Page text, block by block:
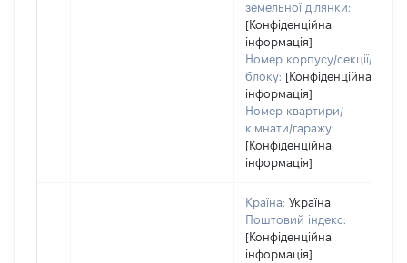
земельної ділянки:
[Конфіденційна
інформація]
Номер корпусу/секції/
блоку: [Конфіденційна
інформація]
Номер квартири/
кімнати/гаражу:
[Конфіденційна
інформація]
Країна: Україна
Поштовий індекс:
[Конфіденційна
інформація]